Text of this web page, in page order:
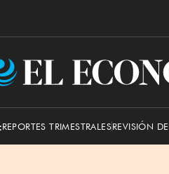
El
REPORTES TRIMESTRALESREVISIÓN